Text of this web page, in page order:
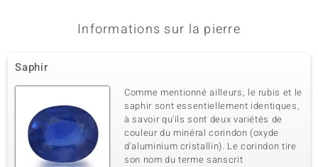
Informations sur la pierre
Saphir
Comme mentionné ailleurs, le rubis et le
saphir sont essentiellement identiques,
à savoir qu'ils sont deux variétés de
couleur du minéral corindon (oxyde
d'aluminium cristallin). Le corindon tire
son nom du terme sanscrit